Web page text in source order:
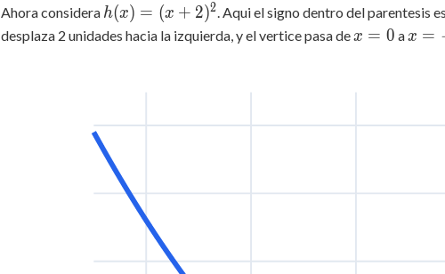
Ahora considera h(x)
= (x
h(x) = (x + 2)2. Aqui el signo dentro del parentesis
desplaza 2 unidades hacia la izquierda, y el vertice pasa de x
x = 0 a x
x =